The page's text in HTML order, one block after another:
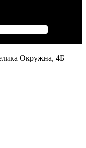
Окружна, 4Б